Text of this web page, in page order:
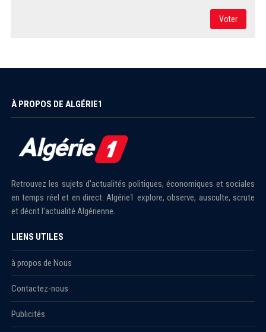
Voter
À PROPOS DE ALGÉRIE1
Retrouvez les sujets d'actualités politiques, économiques et sociales
en temps réel et en direct. Algérie1 explore, observe, ausculte, scrute
et décrit l'actualité Algérienne.
LIENS UTILES
à propos de Nous
Contactez-nous
Publicités